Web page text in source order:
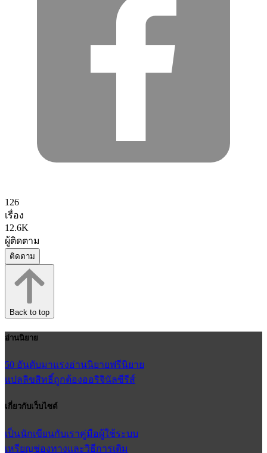
126
เรื่อง
12.6K
ผู้ติดตาม
ติดตาม
Back to top
อ่านนิยาย
50 อันดับมาแรงอ่านนิยายฟรีนิยาย
แปลลิขสิทธิ์ถูกต้องออริจินัลซีรีส์
เกี่ยวกับเว็บไซต์
เป็นนักเขียนกับเราคู่มือผู้ใช้ระบบ
เหรียญช่องทางและวิธีการเติม